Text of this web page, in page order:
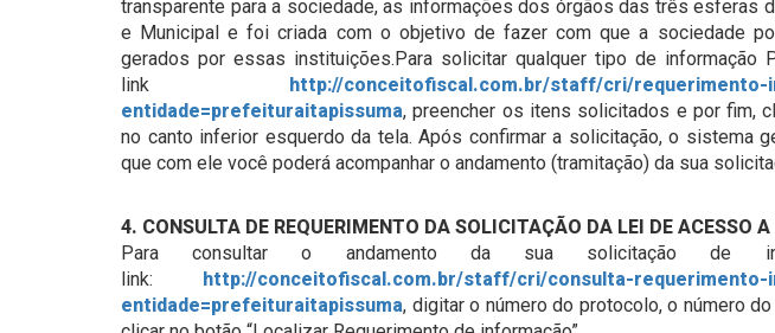
transparente para a sociedade, as informações dos órgãos das três esferas
e Municipal e foi criada com o objetivo de fazer com que a sociedade
gerados por essas instituições.Para solicitar qualquer tipo de informação
link http://conceitofiscal.com.br/staff/cri/requerimento-
entidade=prefeituraitapissuma, preencher os itens solicitados e por fim,
no canto inferior esquerdo da tela. Após confirmar a solicitação, o sistema
que com ele você poderá acompanhar o andamento (tramitação) da sua
4. CONSULTA DE REQUERIMENTO DA SOLICITAÇÃO DA LEI DE ACESSO
Para consultar o andamento da sua solicitação de
link: http://conceitofiscal.com.br/staff/cri/consulta-requerimento-
entidade=prefeituraitapissuma, digitar o número do protocolo, o número